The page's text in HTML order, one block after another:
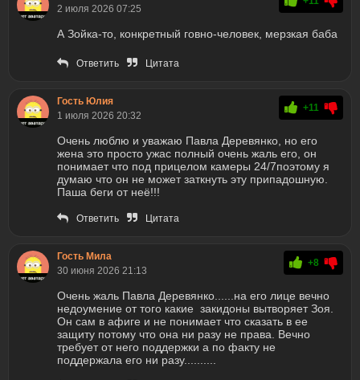
2 июля 2026 07:25
А Зойка-то, конкретный говно-человек, мерзкая баба
Ответить Цитата
Гость Юлия
1 июля 2026 20:32
+11
Очень люблю и уважаю Павла Деревянко, но его
жена это просто ужас полный очень жаль его, он
понимает что под прицелом камеры 24/7поэтому я
думаю что он не может заткнуть эту припадошную.
Паша беги от неё!!!
Ответить Цитата
Гость Мила
30 июня 2026 21:13
+8
Очень жаль Павла Деревянко......на его лице вечно
недоумение от того какие закидоны вытворяет Зоя.
Он сам в афиге и не понимает что сказать в ее
защиту потому что она ни разу не права. Вечно
требует от него поддержки а по факту не
поддержала его ни разу..........